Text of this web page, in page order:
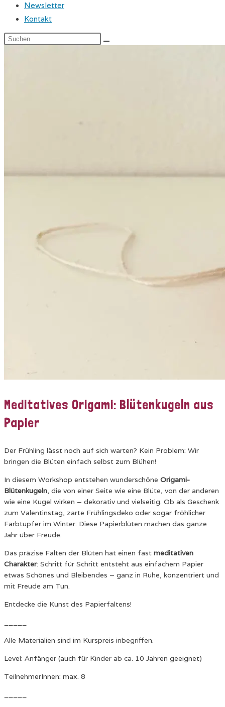
Newsletter
Kontakt
Meditatives Origami: Blütenkugeln aus
Papier
Der Frühling lässt noch auf sich warten? Kein Problem: Wir
bringen die Blüten einfach selbst zum Blühen!
In diesem Workshop entstehen wunderschöne Origami-
Blütenkugeln, die von einer Seite wie eine Blüte, von der anderen
wie eine Kugel wirken – dekorativ und vielseitig. Ob als Geschenk
zum Valentinstag, zarte Frühlingsdeko oder sogar fröhlicher
Farbtupfer im Winter: Diese Papierblüten machen das ganze
Jahr über Freude.
Das präzise Falten der Blüten hat einen fast meditativen
Charakter: Schritt für Schritt entsteht aus einfachem Papier
etwas Schönes und Bleibendes – ganz in Ruhe, konzentriert und
mit Freude am Tun.
Entdecke die Kunst des Papierfaltens!
Alle Materialien sind im Kurspreis inbegriffen.
Level: Anfänger (auch für Kinder ab ca. 10 Jahren geeignet)
TeilnehmerInnen: max. 8